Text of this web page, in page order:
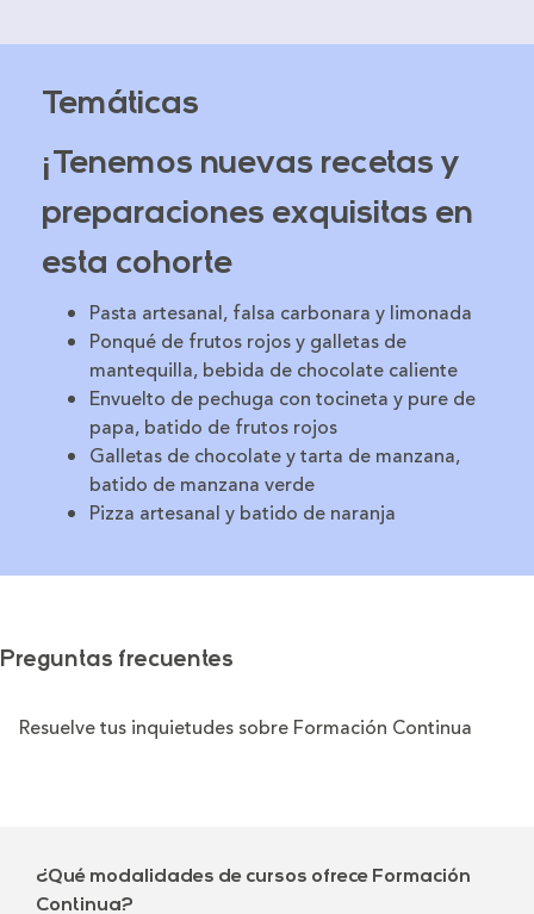
Temáticas
¡Tenemos nuevas recetas y
preparaciones exquisitas en
esta cohorte
Pasta artesanal, falsa carbonara y limonada
Ponqué de frutos rojos y galletas de
mantequilla, bebida de chocolate caliente
Envuelto de pechuga con tocineta y pure de
papa, batido de frutos rojos
Galletas de chocolate y tarta de manzana,
batido de manzana verde
Pizza artesanal y batido de naranja
Preguntas frecuentes
Resuelve tus inquietudes sobre Formación Continua
¿Qué modalidades de cursos ofrece Formación
Continua?